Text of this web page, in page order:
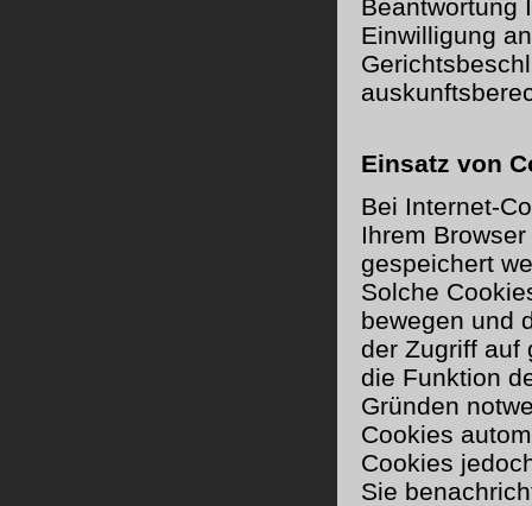
Beantwortung
Einwilligung
Einsatz von
Bei Internet-
Ihrem
gespeichert
Solche
bewegen und
der Zugriff auf
die Funktion
Gründen
Cookies
Cookies
Sie